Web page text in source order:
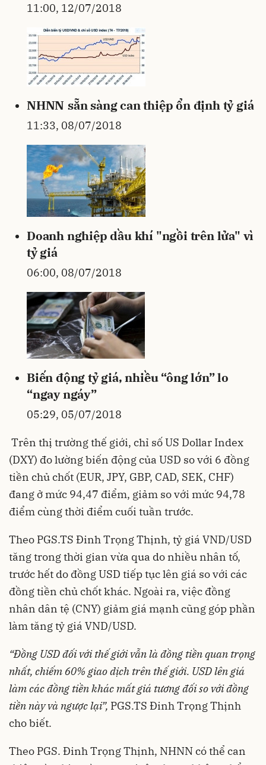
11:00, 12/07/2018
NHNN sẵn sàng can thiệp ổn định tỷ giá
11:33, 08/07/2018
Doanh nghiệp dầu khí "ngồi trên lửa" vì
tỷ giá
06:00, 08/07/2018
Biến động tỷ giá, nhiều “ông lớn” lo
“ngay ngáy”
05:29, 05/07/2018
Trên thị trường thế giới, chỉ số US Dollar Index
(DXY) đo lường biến động của USD so với 6 đồng
tiền chủ chốt (EUR, JPY, GBP, CAD, SEK, CHF)
đang ở mức 94,47 điểm, giảm so với mức 94,78
điểm cùng thời điểm cuối tuần trước.
Theo PGS.TS Đinh Trọng Thịnh, tỷ giá VND/USD
tăng trong thời gian vừa qua do nhiều nhân tố,
trước hết do đồng USD tiếp tục lên giá so với các
đồng tiền chủ chốt khác. Ngoài ra, việc đồng
nhân dân tệ (CNY) giảm giá mạnh cũng góp phần
làm tăng tỷ giá VND/USD.
“Đồng USD đối với thế giới vẫn là đồng tiền quan trọng
nhất, chiếm 60% giao dịch trên thế giới. USD lên giá
làm các đồng tiền khác mất giá tương đối so với đồng
tiền này và ngược lại”, PGS.TS Đinh Trọng Thịnh
cho biết.
Theo PGS. Đinh Trọng Thịnh, NHNN có thể can